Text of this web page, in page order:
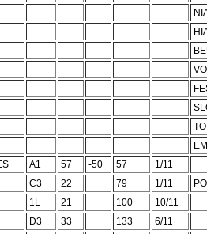
A1 57 -50 57
1/11
C3 22 79 1/11
1L 21 100
10/11
D3 33 133
6/11